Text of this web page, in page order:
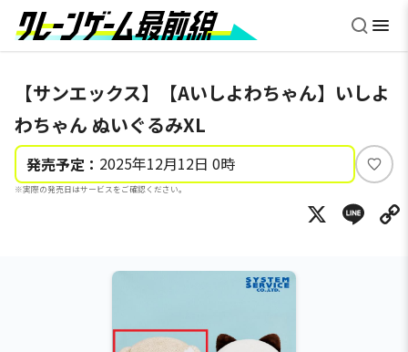
【サンエックス】【Aいしよわちゃん】いしよ
わちゃん ぬいぐるみXL
発売予定： 2025年12月12日 0時
※実際の発売日はサービスをご確認ください。
い
ね
X